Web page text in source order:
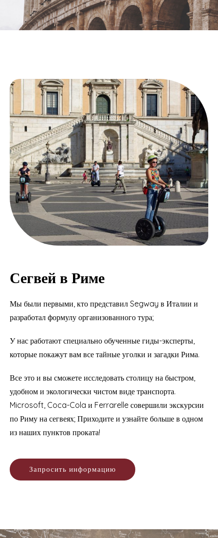
Сегвей в Риме
Мы были первыми, кто представил Segway в Италии и
разработал формулу организованного тура;
У нас работают специально обученные гиды-эксперты,
которые покажут вам все тайные уголки и загадки Рима.
Все это и вы сможете исследовать столицу на быстром,
удобном и экологически чистом виде транспорта.
Microsoft, Coca-Cola и Ferrarelle совершили экскурсии
по Риму на сегвеях; Приходите и узнайте больше в одном
из наших пунктов проката!
Запросить информацию